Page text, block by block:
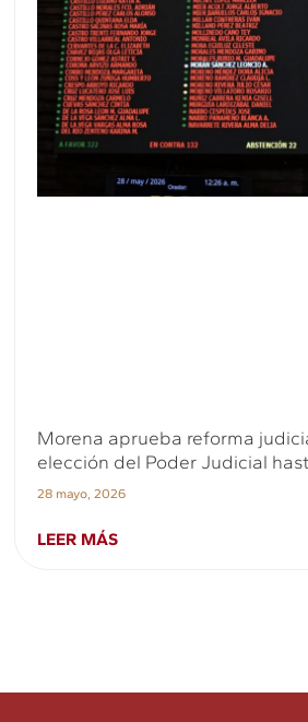
Morena aprueba reforma
elección del Poder Judicial
28 mayo, 2026
LEER MÁS